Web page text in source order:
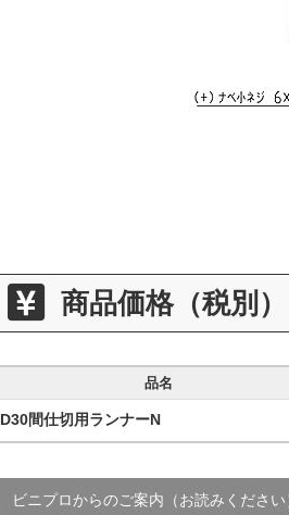
商品価格（税別）
品名
D30間仕切用ランナーN
ビニプロからのご案内（お読みください